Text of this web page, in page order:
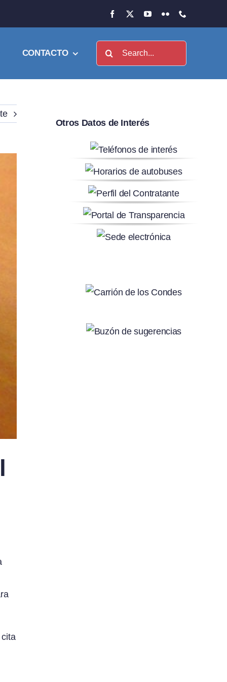
CONTACTO Buscar:
Otros Datos de Interés